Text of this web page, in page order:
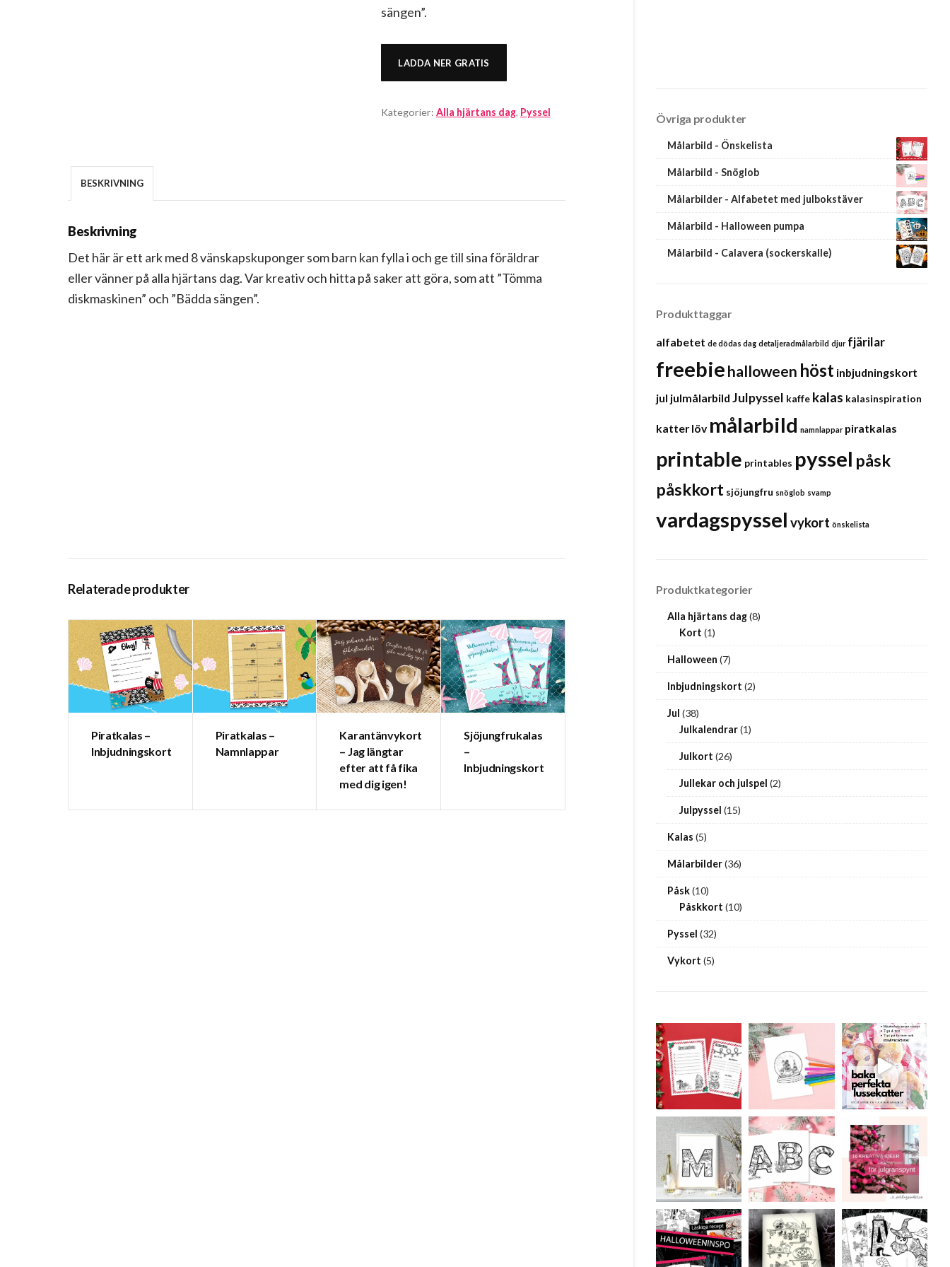
sängen”.
LADDA NER GRATIS
Kategorier: Alla hjärtans dag, Pyssel
BESKRIVNING
Beskrivning
Det här är ett ark med 8 vänskapskuponger som barn kan fylla i och ge till sina föräldrar
eller vänner på alla hjärtans dag. Var kreativ och hitta på saker att göra, som att ”Tömma
diskmaskinen” och ”Bädda sängen”.
Relaterade produkter
Piratkalas –
Inbjudningskort
Piratkalas –
Namnlappar
Karantänvykort
– Jag längtar
efter att få fika
med dig igen!
Sjöjungfrukalas
–
Inbjudningskort
Övriga produkter
Målarbild - Önskelista
Målarbild - Snöglob
Målarbilder - Alfabetet med julbokstäver
Målarbild - Halloween pumpa
Målarbild - Calavera (sockerskalle)
Produkttaggar
alfabetet de dödas dag detaljeradmålarbild djur fjärilar
freebie halloween höst inbjudningskort
jul julmålarbild Julpyssel kaffe kalas kalasinspiration
katter löv målarbild namnlappar piratkalas
printable printables pyssel påsk
påskkort sjöjungfru snöglob svamp
vardagspyssel vykort önskelista
Produktkategorier
Alla hjärtans dag(8)
Kort (1)
Halloween (7)
Inbjudningskort (2)
Jul (38)
Julkalendrar(1)
Julkort (26)
Jullekar och julspel (2)
Julpyssel (15)
Kalas (5)
Målarbilder(36)
Påsk(10)
Påskkort (10)
Pyssel (32)
Vykort (5)